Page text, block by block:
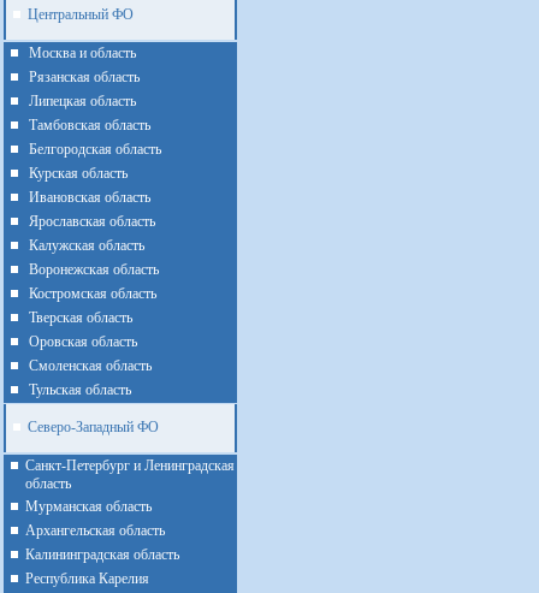
Центральный ФО
Москва и область
Рязанская область
Липецкая область
Тамбовская область
Белгородская область
Курская область
Ивановская область
Ярославская область
Калужская область
Воронежская область
Костромская область
Тверская область
Оровская область
Смоленская область
Тульская область
Северо-Западный ФО
Санкт-Петербург и Ленинградская
область
Мурманская область
Архангельская область
Калининградская область
Республика Карелия